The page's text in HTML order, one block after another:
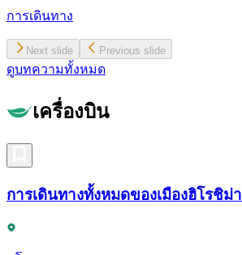
การเดินทาง
Next slide Previous slide
ดูบทความทั้งหมด
เครื่องบิน
การเดินทางทั้งหมดของเมืองฮิโรชิม่า